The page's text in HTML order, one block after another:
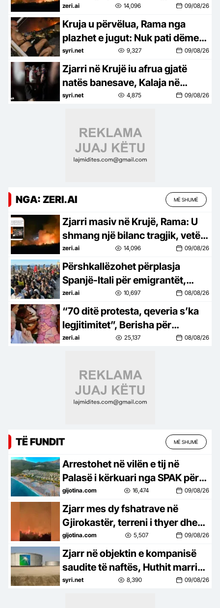
një magazinë e shkrumbuar
zeri.ai 14,096 09/08/26
Kruja u përvëlua, Rama nga
plazhet e jugut: Nuk pati dëme…
syri.net 9,327 09/08/26
Zjarri në Krujë iu afrua gjatë
natës banesave, Kalaja në
terren: Banorët në ankth, po
syri.net 4,875 09/08/26
NGA: ZERI.AI MË SHUMË
Zjarri masiv në Krujë, Rama: U
shmang një bilanc tragjik, vetëm
një magazinë e shkrumbuar
zeri.ai 14,096 09/08/26
Përshkallëzohet përplasja
Spanjë-Itali për emigrantët,
Madridi vendos kontrolle
kufitare
zeri.ai 10,697 08/08/26
“70 ditë protesta, qeveria s’ka
legjitimitet”, Berisha për
“Territorialen”: Projekti i Ramës
zeri.ai 25,137 08/08/26
TË FUNDIT MË SHUMË
Arrestohet në vilën e tij në
Palasë i kërkuari nga SPAK për
inceneratorin e Tiranës
gijotina.com 16,474 09/08/26
Zjarr mes dy fshatrave në
Gjirokastër, terreni i thyer dhe
bimësia vështirësojnë
ndërhyrjen
gijotina.com 5,507 09/08/26
Zjarr në objektin e kompanisë
saudite të naftës, Huthit marrin
përgjegjësinë
syri.net 8,390 09/08/26